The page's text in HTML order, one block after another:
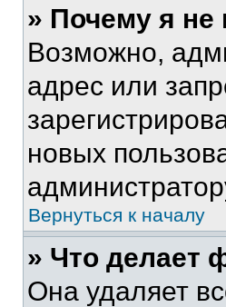
» Почему я не
Возможно,
адрес или
новых
Вернуться к началу
» Что делает
Она удаляет